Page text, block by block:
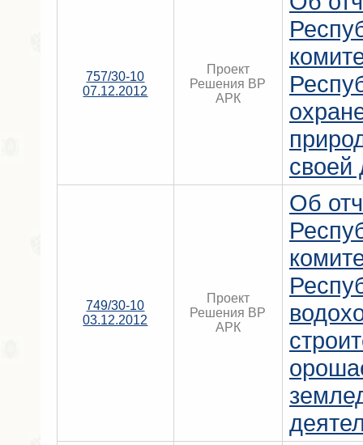
757/30-10
07.12.2012
Проект
Решения ВР
АРК
своей
749/30-10
03.12.2012
Проект
Решения ВР
АРК
Об